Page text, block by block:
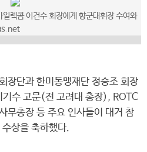
렉콤 이건수 회장에게 향군대휘장 수여와
장단과 한미동맹재단 정승조 회장
수 고문(전 고려대 총장), ROTC
무총장 등 주요 인사들이 대거 참
상을 축하했다.